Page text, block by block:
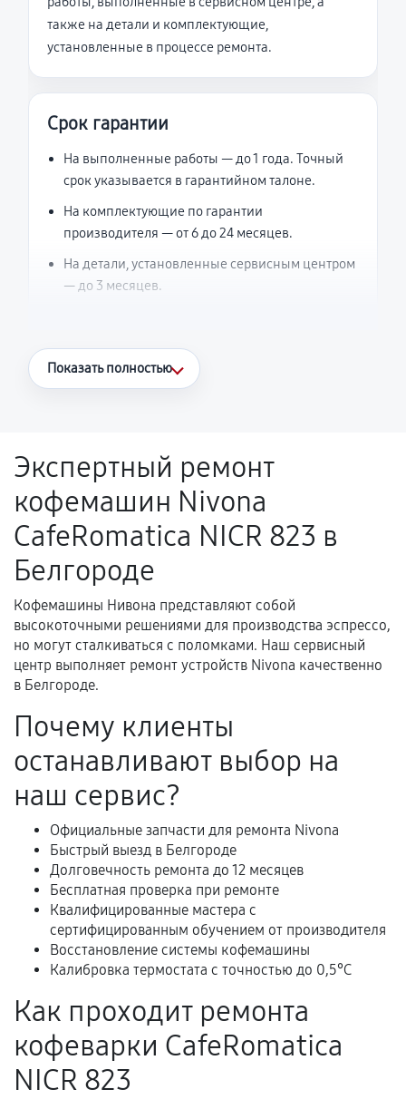
также на детали и комплектующие,
установленные в процессе ремонта.
Срок гарантии
На выполненные работы — до 1 года. Точный
срок указывается в гарантийном талоне.
На комплектующие по гарантии
производителя — от 6 до 24 месяцев.
На детали, установленные сервисным центром
— до 3 месяцев.
Что считается гарантийным случаем
Поломка установленной детали при
нормальной эксплуатации в течение
гарантийного срока.
Несоответствие комплектующей заявленным
техническим характеристикам.
Документы для подтверждения
гарантии
Акт выполненных работ с датой, перечнем
услуг и сроком гарантии.
Документы на установленные комплектующие
и кассовый чек.
Расширенная гарантия
В некоторых случаях возможно оформление
расширенной гарантии. Стоимость, сроки и
условия продления согласовываются отдельно и
Когда гарантия не действует
Показать полностью
Экспертный ремонт
кофемашин Nivona
CafeRomatica NICR 823 в
Белгороде
Кофемашины Нивона представляют собой
высокоточными решениями для производства эспрессо,
но могут сталкиваться с поломками. Наш сервисный
центр выполняет ремонт устройств Nivona качественно
в Белгороде.
Почему клиенты
останавливают выбор на
наш сервис?
Официальные запчасти для ремонта Nivona
Быстрый выезд в Белгороде
Долговечность ремонта до 12 месяцев
Бесплатная проверка при ремонте
Квалифицированные мастера с
сертифицированным обучением от производителя
Восстановление системы кофемашины
Калибровка термостата с точностью до 0,5°C
Как проходит ремонта
кофеварки CafeRomatica
NICR 823